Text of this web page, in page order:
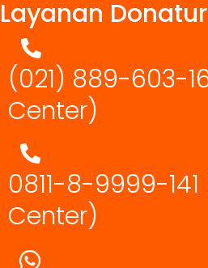
Layanan Donatur
(021) 889-603-
Center)
0811-8-9999-
Center)